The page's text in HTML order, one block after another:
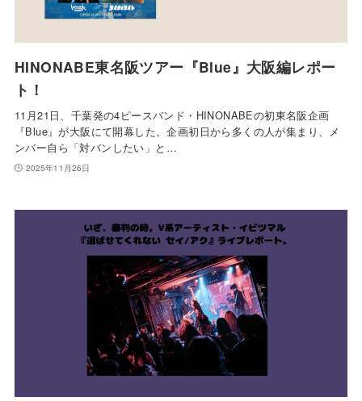
HINONABE東名阪ツアー『Blue』大阪編レポー
ト！
11月21日、千葉発の4ピースバンド・HINONABEの初東名阪企画
『Blue』が大阪にて開幕した。企画初日から多くの人が集まり、メ
ンバー自ら「対バンしたい」と…
2025年11月26日